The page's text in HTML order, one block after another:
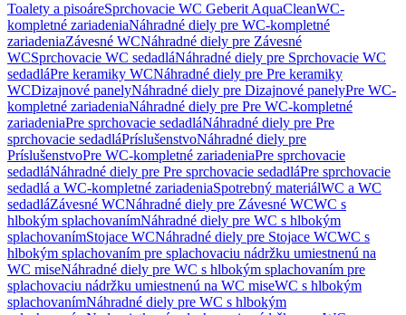
Toalety a pisoáreSprchovacie WC Geberit AquaCleanWC-
kompletné zariadeniaNáhradné diely pre WC-kompletné
zariadeniaZávesné WCNáhradné diely pre Závesné
WCSprchovacie WC sedadláNáhradné diely pre Sprchovacie WC
sedadláPre keramiky WCNáhradné diely pre Pre keramiky
WCDizajnové panelyNáhradné diely pre Dizajnové panelyPre WC-
kompletné zariadeniaNáhradné diely pre Pre WC-kompletné
zariadeniaPre sprchovacie sedadláNáhradné diely pre Pre
sprchovacie sedadláPríslušenstvoNáhradné diely pre
PríslušenstvoPre WC-kompletné zariadeniaPre sprchovacie
sedadláNáhradné diely pre Pre sprchovacie sedadláPre sprchovacie
sedadlá a WC-kompletné zariadeniaSpotrebný materiálWC a WC
sedadláZávesné WCNáhradné diely pre Závesné WCWC s
hlbokým splachovanímNáhradné diely pre WC s hlbokým
splachovanímStojace WCNáhradné diely pre Stojace WCWC s
hlbokým splachovaním pre splachovaciu nádržku umiestnenú na
WC miseNáhradné diely pre WC s hlbokým splachovaním pre
splachovaciu nádržku umiestnenú na WC miseWC s hlbokým
splachovanímNáhradné diely pre WC s hlbokým